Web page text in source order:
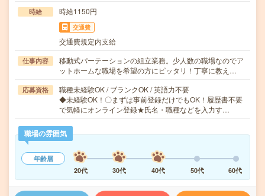
時給 時給1150円
交通費
交通費規定内支給
仕事内容
移動式パーテーションの組立業務。少人数の職場なのでア
ットホームな職場を希望の方にピッタリ！丁寧に教え…
応募資格
職種未経験OK / ブランクOK / 英語力不要
◆未経験OK！〇まずは事前登録だけでもOK！履歴書不要
で気軽にオンライン登録★氏名・職種などを入力す…
職場の雰囲気
年齢層
20代
30代 40代 50代 60代